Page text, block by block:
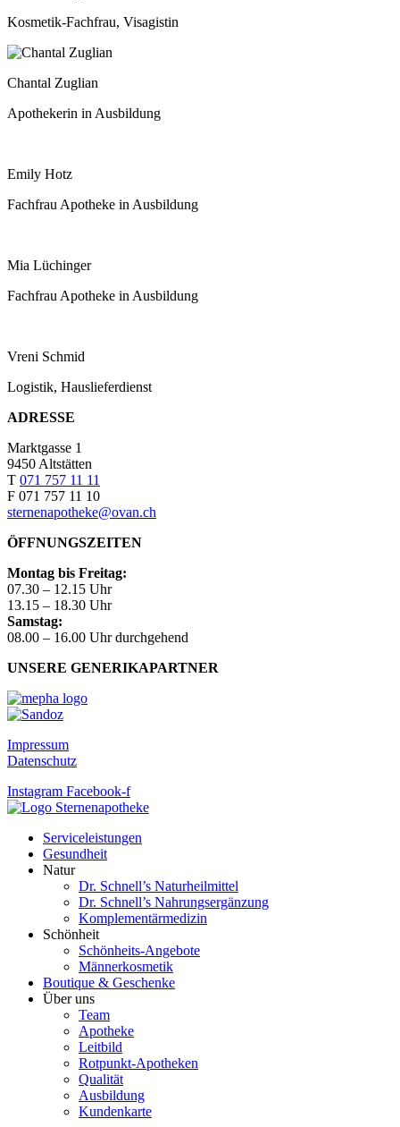
Kosmetik-Fachfrau, Visagistin
Chantal Zuglian
Apothekerin in Ausbildung
Emily Hotz
Fachfrau Apotheke in Ausbildung
Mia Lüchinger
Fachfrau Apotheke in Ausbildung
Vreni Schmid
Logistik, Hauslieferdienst
ADRESSE
Marktgasse 1
9450 Altstätten
T 071 757 11 11
F 071 757 11 10
sternenapotheke@ovan.ch
ÖFFNUNGSZEITEN
Montag bis Freitag:
07.30 – 12.15 Uhr
13.15 – 18.30 Uhr
Samstag:
08.00 – 16.00 Uhr durchgehend
UNSERE GENERIKAPARTNER
Impressum
Datenschutz
Instagram Facebook-f
Serviceleistungen
Gesundheit
Natur
Dr. Schnell’s Naturheilmittel
Dr. Schnell’s Nahrungsergänzung
Komplementärmedizin
Schönheit
Schönheits-Angebote
Männerkosmetik
Boutique & Geschenke
Über uns
Team
Apotheke
Leitbild
Rotpunkt-Apotheken
Qualität
Ausbildung
Kundenkarte